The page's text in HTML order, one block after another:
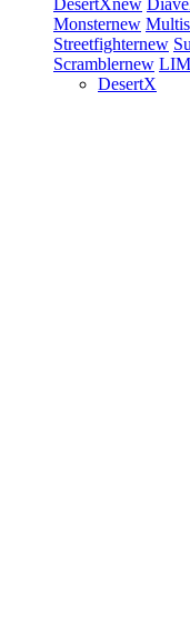
DesertXnew
Monsternew
Streetfighternew
Scramblernew
DesertX